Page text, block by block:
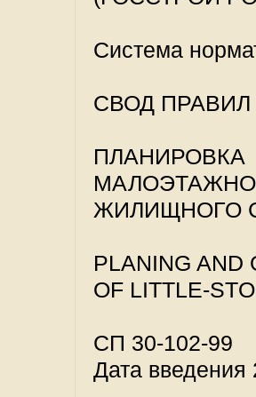
Система
СВОД
ЖИЛИЩНОГО
РLАNING
OF LITTLE-
СП 30-102-99
Дата введения